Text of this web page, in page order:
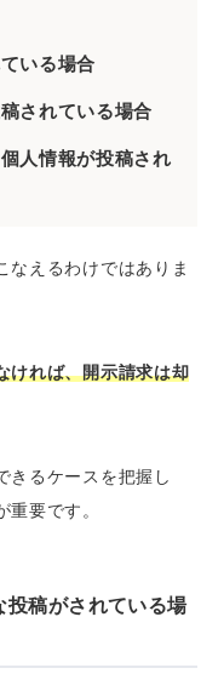
いる場合
されている場合
人情報が投稿され
なえるわけではありま
ければ、開示請求は却
きるケースを把握し
重要です。
投稿がされている場